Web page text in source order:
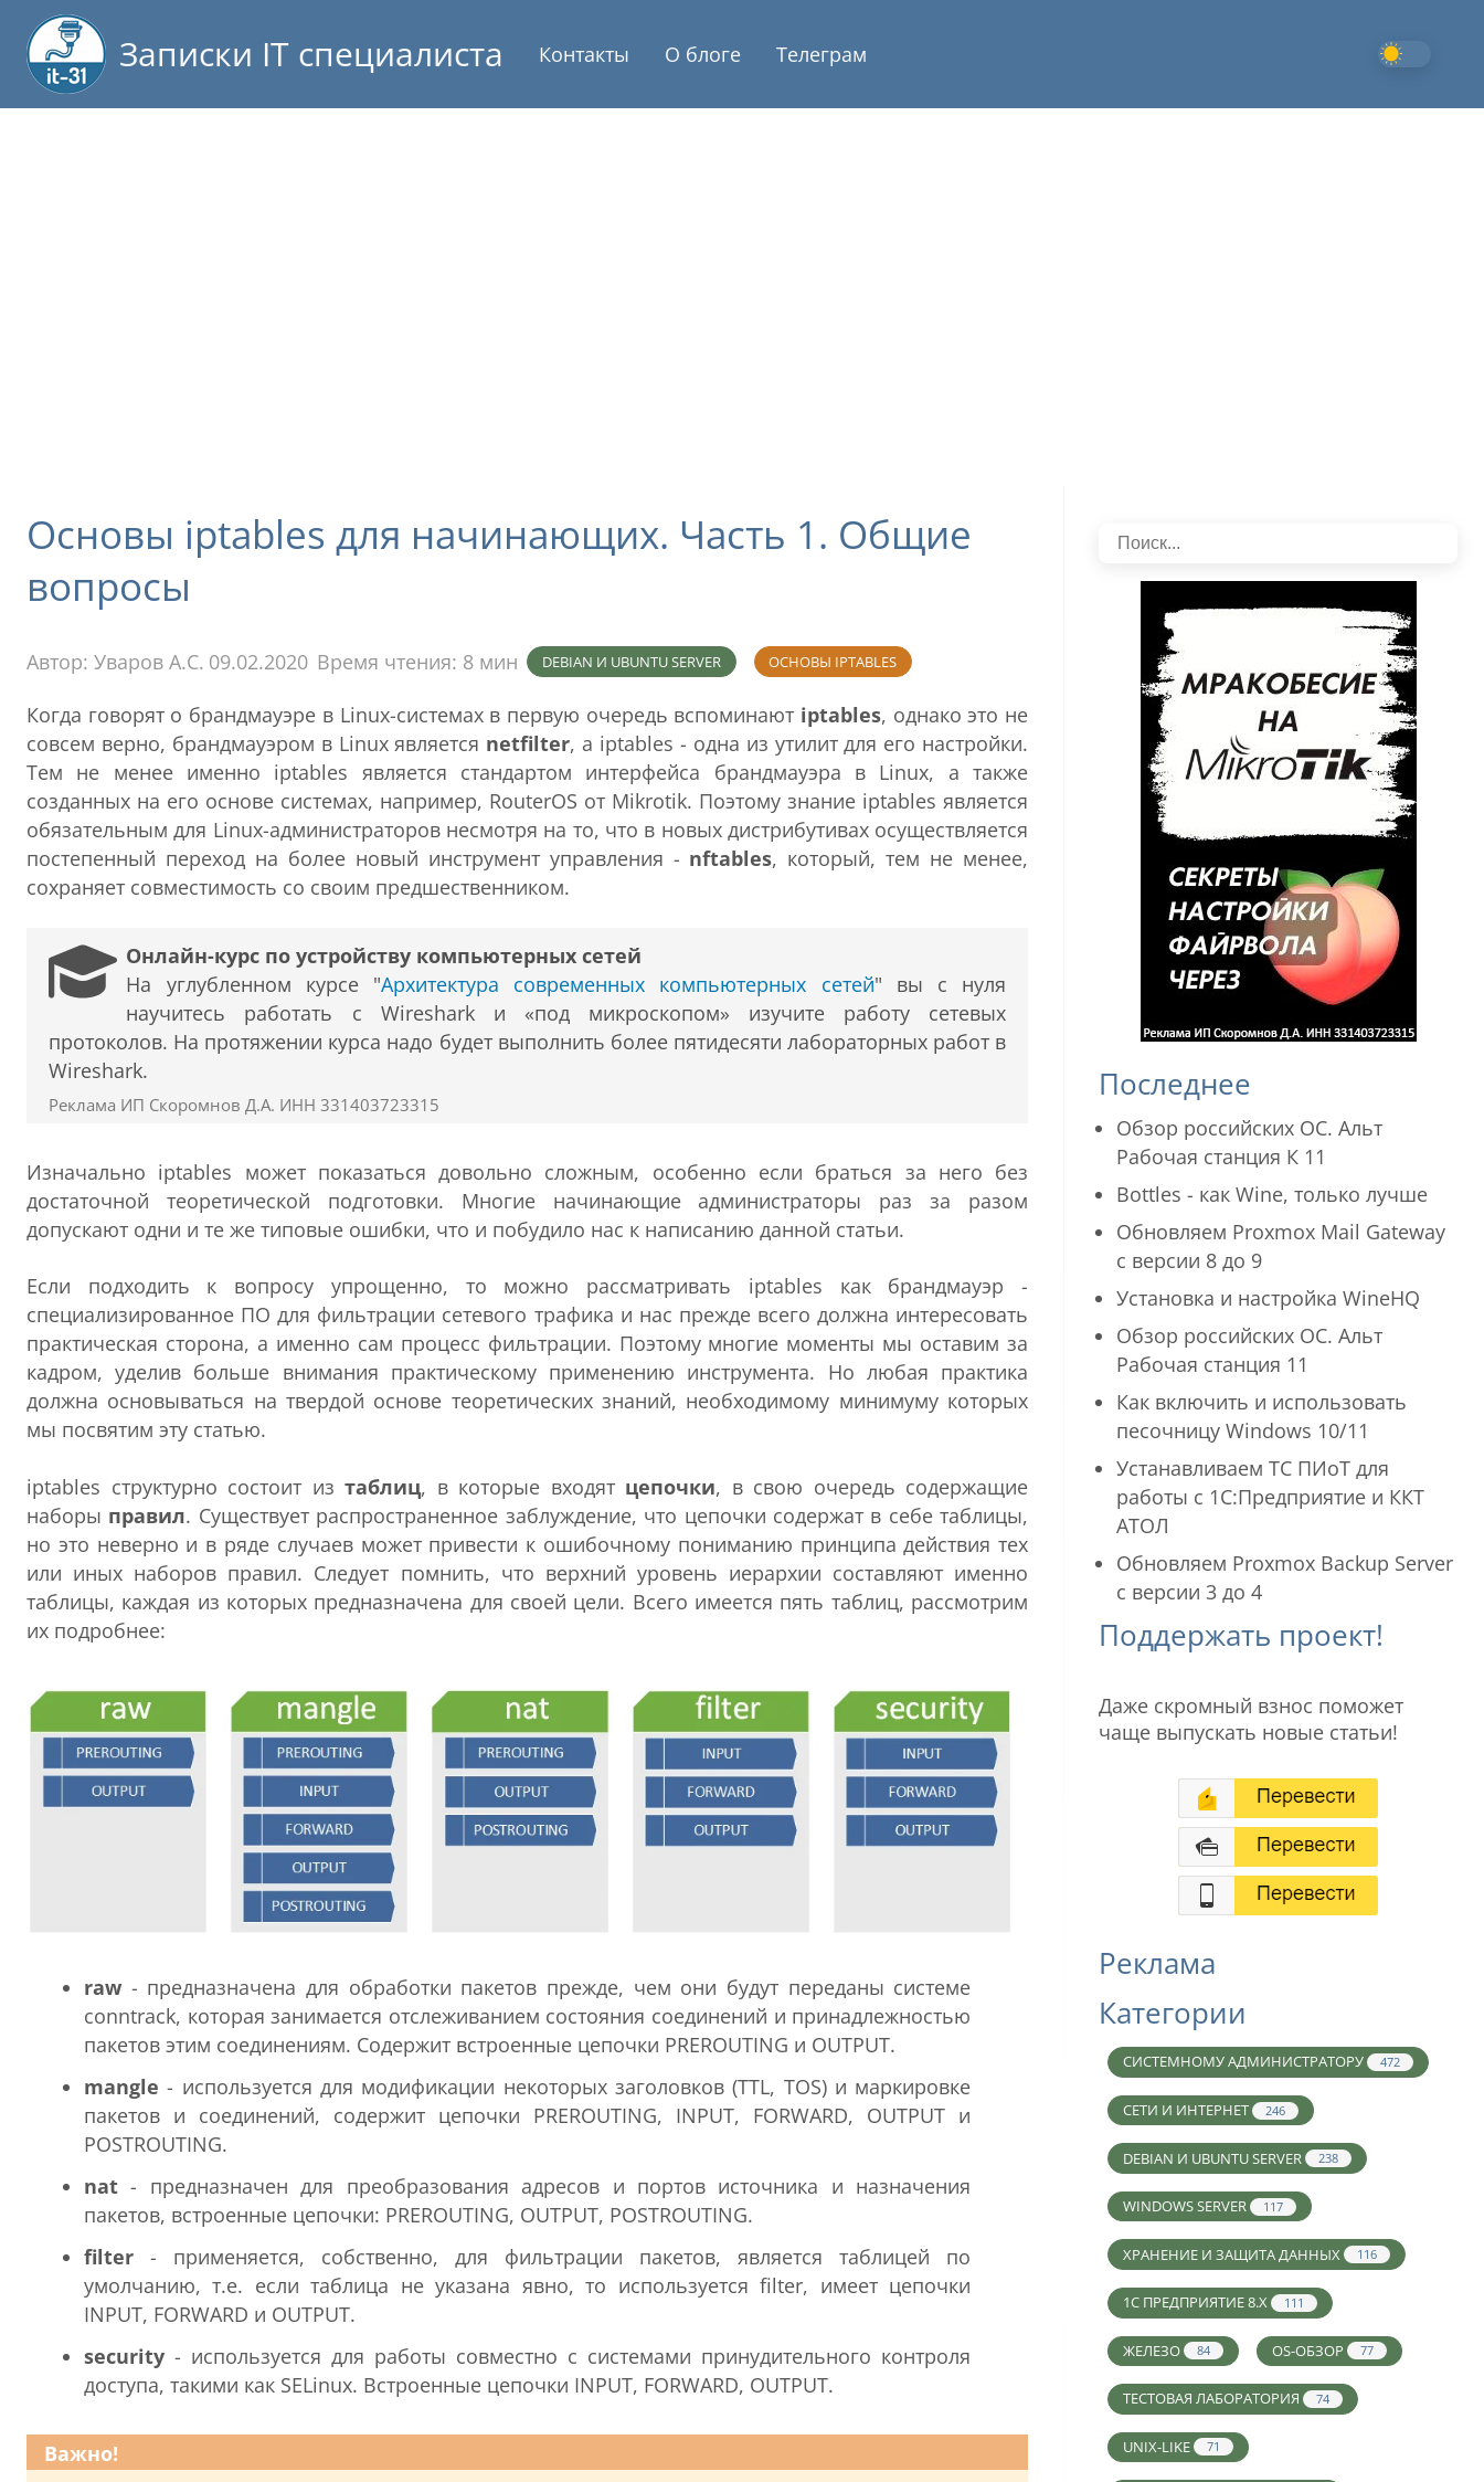
Записки IT специалиста Контакты О блоге Телеграм
Основы iptables для начинающих. Часть 1. Общие
вопросы
Автор: Уваров А.С. 09.02.2020 Время чтения: 8 мин DEBIAN И UBUNTU SERVER ОСНОВЫ IPTABLES
Когда говорят о брандмауэре в Linux-системах в первую очередь вспоминают iptables, однако это не
совсем верно, брандмауэром в Linux является netfilter, а iptables - одна из утилит для его настройки.
Тем не менее именно iptables является стандартом интерфейса брандмауэра в Linux, а также
созданных на его основе системах, например, RouterOS от Mikrotik. Поэтому знание iptables является
обязательным для Linux-администраторов несмотря на то, что в новых дистрибутивах осуществляется
постепенный переход на более новый инструмент управления - nftables, который, тем не менее,
сохраняет совместимость со своим предшественником.
Онлайн-курс по устройству компьютерных сетей
На углубленном курсе "Архитектура современных компьютерных сетей" вы с нуля
научитесь работать с Wireshark и «под микроскопом» изучите работу сетевых
протоколов. На протяжении курса надо будет выполнить более пятидесяти лабораторных работ в
Wireshark.
Реклама ИП Скоромнов Д.А. ИНН 331403723315
Изначально iptables может показаться довольно сложным, особенно если браться за него без
достаточной теоретической подготовки. Многие начинающие администраторы раз за разом
допускают одни и те же типовые ошибки, что и побудило нас к написанию данной статьи.
Если подходить к вопросу упрощенно, то можно рассматривать iptables как брандмауэр -
специализированное ПО для фильтрации сетевого трафика и нас прежде всего должна интересовать
практическая сторона, а именно сам процесс фильтрации. Поэтому многие моменты мы оставим за
кадром, уделив больше внимания практическому применению инструмента. Но любая практика
должна основываться на твердой основе теоретических знаний, необходимому минимуму которых
мы посвятим эту статью.
iptables структурно состоит изтаблиц, в которые входят цепочки, в свою очередь содержащие
наборы правил. Существует распространенное заблуждение, что цепочки содержат в себе таблицы,
но это неверно и в ряде случаев может привести к ошибочному пониманию принципа действия тех
или иных наборов правил. Следует помнить, что верхний уровень иерархии составляют именно
таблицы, каждая из которых предназначена для своей цели. Всего имеется пять таблиц, рассмотрим
их подробнее:
raw - предназначена для обработки пакетов прежде, чем они будут переданы системе
conntrack, которая занимается отслеживанием состояния соединений и принадлежностью
пакетов этим соединениям. Содержит встроенные цепочки PREROUTING и OUTPUT.
mangle - используется для модификации некоторых заголовков (TTL, TOS) и маркировке
пакетов и соединений, содержит цепочки PREROUTING, INPUT, FORWARD, OUTPUT и
POSTROUTING.
nat - предназначен для преобразования адресов и портов источника и назначения
пакетов, встроенные цепочки: PREROUTING, OUTPUT, POSTROUTING.
filter - применяется, собственно, для фильтрации пакетов, является таблицей по
умолчанию, т.е. если таблица не указана явно, то используется filter, имеет цепочки
INPUT, FORWARD и OUTPUT.
security - используется для работы совместно с системами принудительного контроля
доступа, такими как SELinux. Встроенные цепочки INPUT, FORWARD, OUTPUT.
Важно!
Последнее
Обзор российских ОС. Альт
Рабочая станция К 11
Bottles - как Wine, только лучше
Обновляем Proxmox Mail Gateway
с версии 8 до 9
Установка и настройка WineHQ
Обзор российских ОС. Альт
Рабочая станция 11
Как включить и использовать
песочницу Windows 10/11
Устанавливаем ТС ПИоТ для
работы с 1С:Предприятие и ККТ
АТОЛ
Обновляем Proxmox Backup Server
с версии 3 до 4
Поддержать проект!
Даже скромный взнос поможет
чаще выпускать новые статьи!
Реклама
Категории
СИСТЕМНОМУ АДМИНИСТРАТОРУ 472
СЕТИ И ИНТЕРНЕТ 246
DEBIAN И UBUNTU SERVER 238
WINDOWS SERVER 117
ХРАНЕНИЕ И ЗАЩИТА ДАННЫХ 116
1С ПРЕДПРИЯТИЕ 8.X 111
ЖЕЛЕЗО 84 OS-ОБЗОР 77
ТЕСТОВАЯ ЛАБОРАТОРИЯ 74
UNIX-LIKE 71